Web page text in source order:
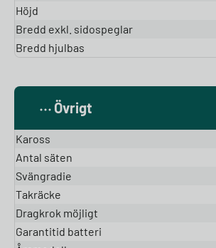
Höjd
Bredd exkl. sidospeglar
Bredd hjulbas
Övrigt
Kaross
Antal säten
Svängradie
Takräcke
Dragkrok möjligt
Garantitid batteri